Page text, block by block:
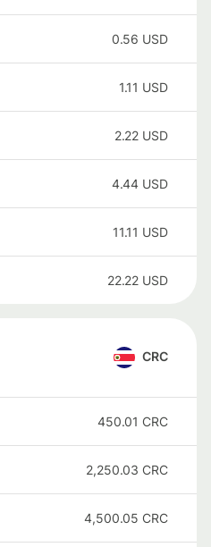
0.56 USD
1.11 USD
2.22 USD
4.44 USD
11.11 USD
22.22 USD
CRC
450.01 CRC
2,250.03 CRC
4,500.05 CRC